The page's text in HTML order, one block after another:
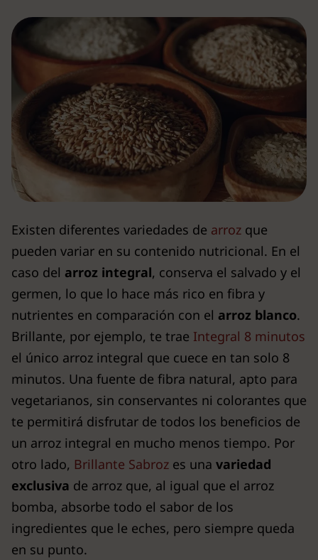
Existen diferentes variedades de arroz que
pueden variar en su contenido nutricional. En el
caso del arroz integral, conserva el salvado y el
germen, lo que lo hace más rico en fibra y
nutrientes en comparación con el arroz blanco.
Brillante, por ejemplo, te trae Integral 8 minutos
el único arroz integral que cuece en tan solo 8
minutos. Una fuente de fibra natural, apto para
vegetarianos, sin conservantes ni colorantes que
te permitirá disfrutar de todos los beneficios de
un arroz integral en mucho menos tiempo. Por
otro lado, Brillante Sabroz es una variedad
exclusiva de arroz que, al igual que el arroz
bomba, absorbe todo el sabor de los
ingredientes que le eches, pero siempre queda
en su punto.